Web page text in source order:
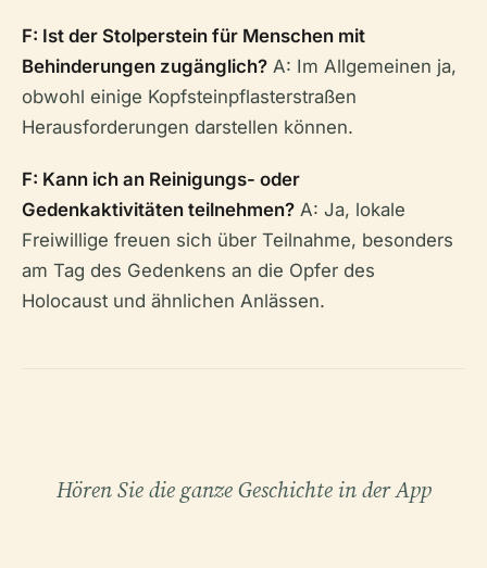
F: Ist der Stolperstein für Menschen mit
Behinderungen zugänglich? A: Im Allgemeinen ja,
obwohl einige Kopfsteinpflasterstraßen
Herausforderungen darstellen können.
F: Kann ich an Reinigungs- oder
Gedenkaktivitäten teilnehmen? A: Ja, lokale
Freiwillige freuen sich über Teilnahme, besonders
am Tag des Gedenkens an die Opfer des
Holocaust und ähnlichen Anlässen.
Hören Sie die ganze Geschichte in der App